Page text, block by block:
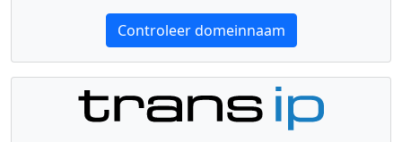
Controleer domeinnaam